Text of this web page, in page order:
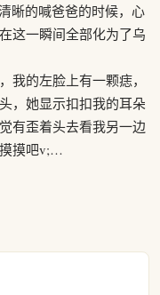
晰的喊爸爸的时候，心
这一瞬间全部化为了乌
我的左脸上有一颗痣，
，她显示扣扣我的耳朵
有歪着头去看我另一边
摸吧v;…